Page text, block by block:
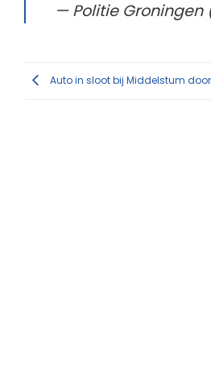
— Politie Groningen
Auto in sloot bij Middelstum